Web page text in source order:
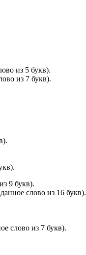
из 5 букв).
из 7 букв).
9 букв).
слово из 16 букв).
слово из 7 букв).